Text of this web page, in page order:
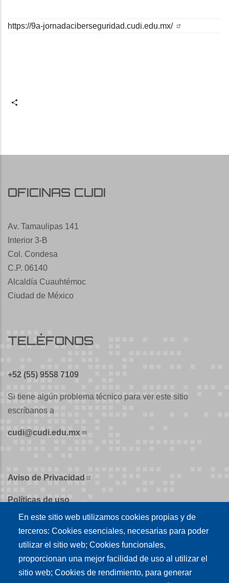
https://9a-jornadaciberseguridad.cudi.edu.mx/
En este sitio web utilizamos cookies propias y de
terceros: Cookies esenciales, necesarias para poder
utilizar el sitio web; Cookies funcionales,
proporcionan una mejor facilidad de uso al utilizar el
sitio web; Cookies de rendimiento, para generar
OFICINAS CUDI
Av. Tamaulipas 141
Interior 3-B
Col. Condesa
C.P. 06140
Alcaldía Cuauhtémoc
Ciudad de México
TELÉFONOS
+52 (55) 9558 7109
Si tiene algún problema técnico para ver este sitio
escríbanos a
cudi@cudi.edu.mx
Aviso de Privacidad
Políticas de uso
Políticas de publicación
Créditos
Tu conexión es